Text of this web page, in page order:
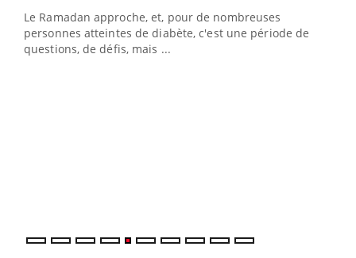
Le Ramadan approche, et, pour de nombreuses
personnes atteintes de diabète, c'est une période de
questions, de défis, mais ...